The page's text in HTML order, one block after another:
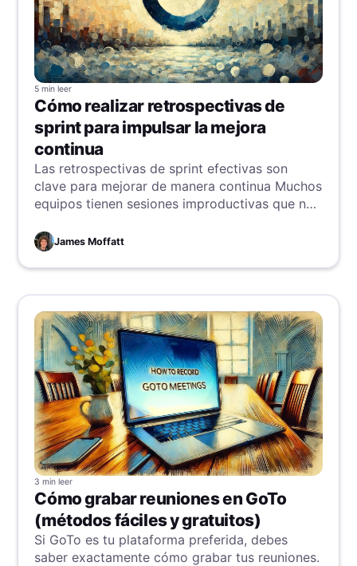
5 min leer
Cómo realizar retrospectivas de
sprint para impulsar la mejora
continua
Las retrospectivas de sprint efectivas son
clave para mejorar de manera continua Muchos
equipos tienen sesiones improductivas que no
Descubre cómo cambiar el rumbo
James Moffatt
3 min leer
Cómo grabar reuniones en GoTo
(métodos fáciles y gratuitos)
Si GoTo es tu plataforma preferida, debes
saber exactamente cómo grabar tus reuniones.